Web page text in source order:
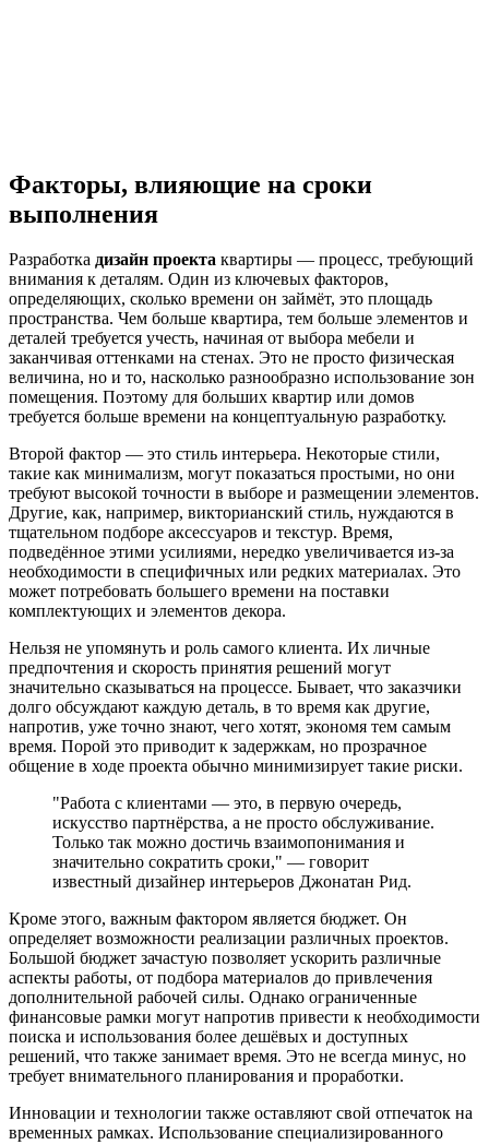
Факторы, влияющие на сроки
выполнения
Разработка дизайн проекта квартиры — процесс, требующий
внимания к деталям. Один из ключевых факторов,
определяющих, сколько времени он займёт, это площадь
пространства. Чем больше квартира, тем больше элементов и
деталей требуется учесть, начиная от выбора мебели и
заканчивая оттенками на стенах. Это не просто физическая
величина, но и то, насколько разнообразно использование зон
помещения. Поэтому для больших квартир или домов
требуется больше времени на концептуальную разработку.
Второй фактор — это стиль интерьера. Некоторые стили,
такие как минимализм, могут показаться простыми, но они
требуют высокой точности в выборе и размещении элементов.
Другие, как, например, викторианский стиль, нуждаются в
тщательном подборе аксессуаров и текстур. Время,
подведённое этими усилиями, нередко увеличивается из-за
необходимости в специфичных или редких материалах. Это
может потребовать большего времени на поставки
комплектующих и элементов декора.
Нельзя не упомянуть и роль самого клиента. Их личные
предпочтения и скорость принятия решений могут
значительно сказываться на процессе. Бывает, что заказчики
долго обсуждают каждую деталь, в то время как другие,
напротив, уже точно знают, чего хотят, экономя тем самым
время. Порой это приводит к задержкам, но прозрачное
общение в ходе проекта обычно минимизирует такие риски.
"Работа с клиентами — это, в первую очередь,
искусство партнёрства, а не просто обслуживание.
Только так можно достичь взаимопонимания и
значительно сократить сроки," — говорит
известный дизайнер интерьеров Джонатан Рид.
Кроме этого, важным фактором является бюджет. Он
определяет возможности реализации различных проектов.
Большой бюджет зачастую позволяет ускорить различные
аспекты работы, от подбора материалов до привлечения
дополнительной рабочей силы. Однако ограниченные
финансовые рамки могут напротив привести к необходимости
поиска и использования более дешёвых и доступных
решений, что также занимает время. Это не всегда минус, но
требует внимательного планирования и проработки.
Инновации и технологии также оставляют свой отпечаток на
временных рамках. Использование специализированного